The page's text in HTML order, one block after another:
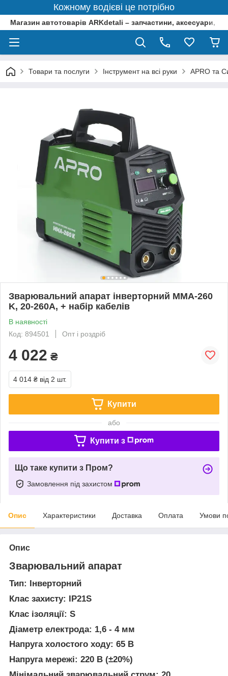
Кожному водієві це потрібно
Магазин автотоварів ARKdetali – запчастини, аксесуари,
Товари та послуги Інструмент на всі руки APRO та
Зварювальний апарат інверторний MMA-260
K, 20-260А, + набір кабелів
В наявності
Код: 894501
Опт і роздріб
4 022 ₴
4 014 ₴ від 2 шт.
Купити
або
Купити з
Що таке купити з Пром?
Замовлення під захистом
Опис Характеристики Доставка Оплата Умови
Опис
Зварювальний апарат
Тип: Інверторний
Клас захисту: IP21S
Клас ізоляції: S
Діаметр електрода: 1,6 - 4 мм
Напруга холостого ходу: 65 В
Напруга мережі: 220 В (±20%)